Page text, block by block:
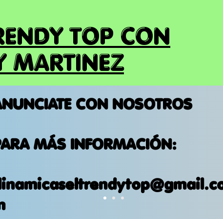
TOP CON
MARTINEZ
CON NOSOTROS
MÁS INFORMACIÓN: